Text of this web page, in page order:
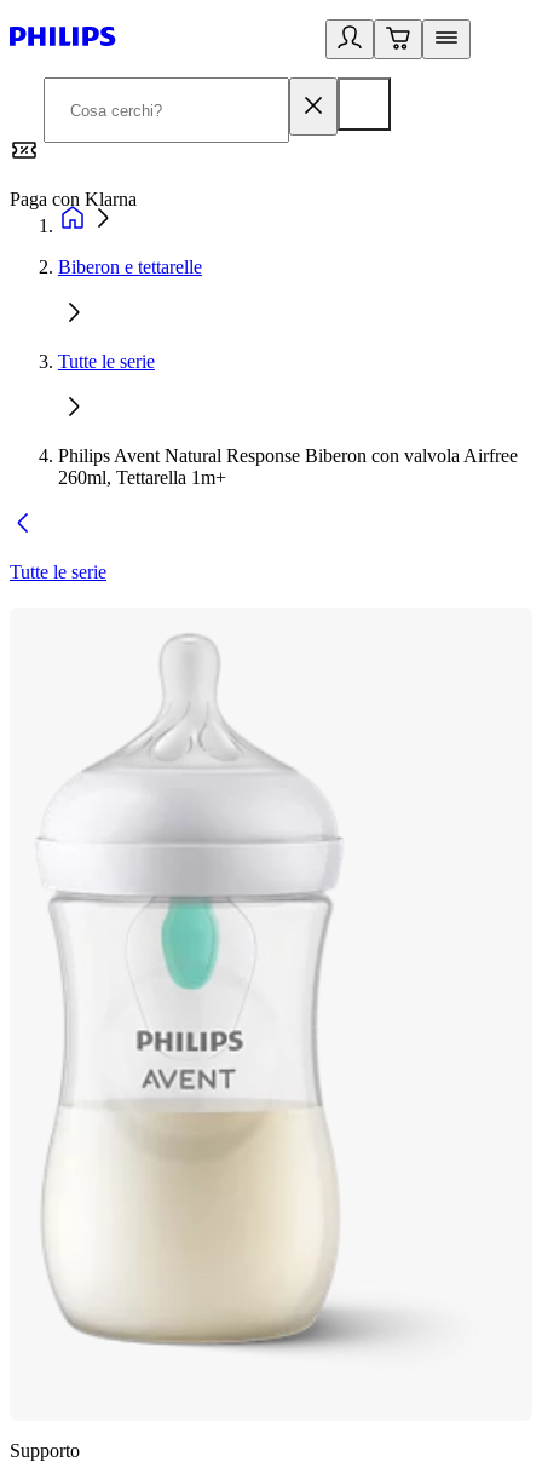
Paga con Klarna
Biberon e tettarelle
Tutte le serie
Philips Avent Natural Response Biberon con valvola Airfree
260ml, Tettarella 1m+
Tutte le serie
Supporto